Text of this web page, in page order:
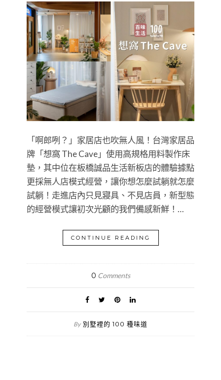
「啊郎咧？」家居店也吹無人風！台灣家居品
牌「想窩 The Cave」使用高規格用料製作床
墊，其中位在板橋誠品生活新板店的體驗據點
更採無人店模式經營，讓你想怎麼試躺就怎麼
試躺！走進店內只見寢具、不見店員，新型態
的經營模式讓初次光顧的我們備感新鮮！…
CONTINUE READING
0 Comments
By 別墅裡的 100 種味道